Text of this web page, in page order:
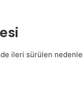
ileri sürülen nedenler